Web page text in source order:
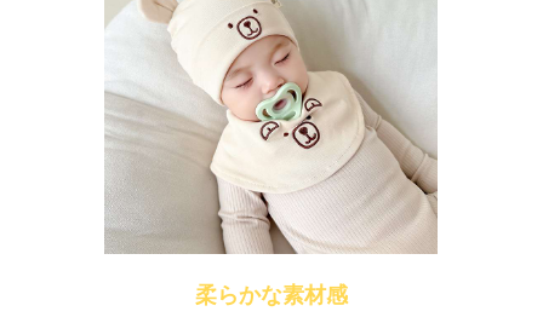
柔らかな素材感